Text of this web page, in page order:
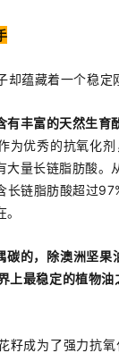
蕴藏着一个稳定
有丰富的天然生育
为优秀的抗氧化剂
大量长链脂肪酸
长链脂肪酸超过
碳的，除澳洲坚
上最稳定的植物油
籽成为了强力抗氧